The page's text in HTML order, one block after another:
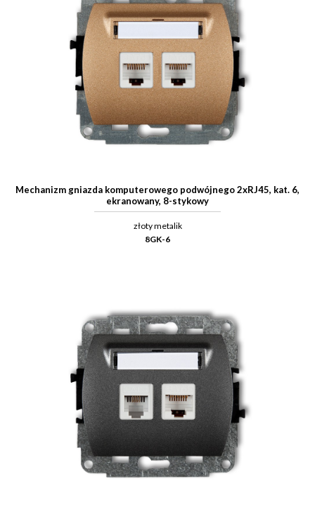
Mechanizm gniazda komputerowego podwójnego 2xRJ45, kat. 6,
ekranowany, 8-stykowy
złoty metalik
8GK-6